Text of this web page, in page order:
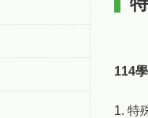
114
1. 特